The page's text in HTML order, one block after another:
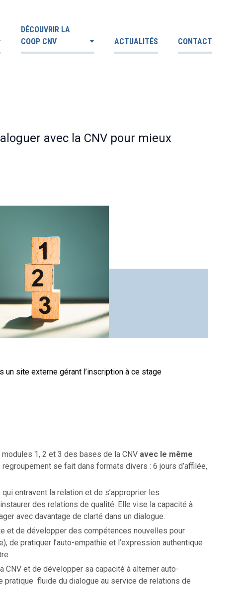
DÉCOUVRIR LA
COOP CNV
ACTUALITÉS CONTACT
avec la CNV pour mieux
site externe gérant l’inscription à ce stage
1, 2 et 3 des bases de la CNV avec le même
se fait dans formats divers : 6 jours d’affilée,
entravent la relation et de s’approprier les
des relations de qualité. Elle vise la capacité à
avec davantage de clarté dans un dialogue.
et de développer des compétences nouvelles pour
de pratiquer l’auto-empathie et l’expression authentique
CNV et de développer sa capacité à alterner auto-
pratique fluide du dialogue au service de relations de